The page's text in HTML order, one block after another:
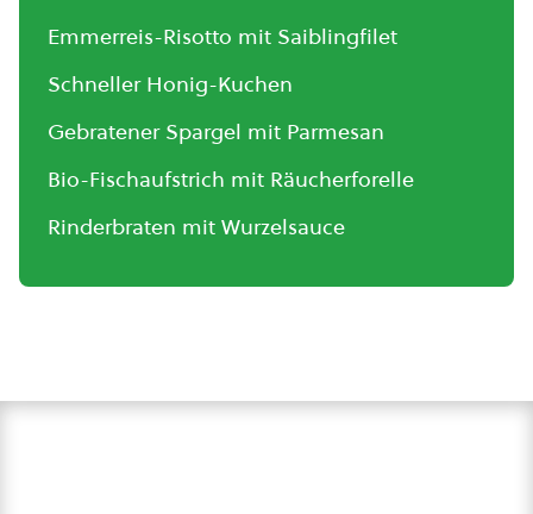
Emmerreis-Risotto mit Saiblingfilet
Schneller Honig-Kuchen
Gebratener Spargel mit Parmesan
Bio-Fischaufstrich mit Räucherforelle
Rinderbraten mit Wurzelsauce